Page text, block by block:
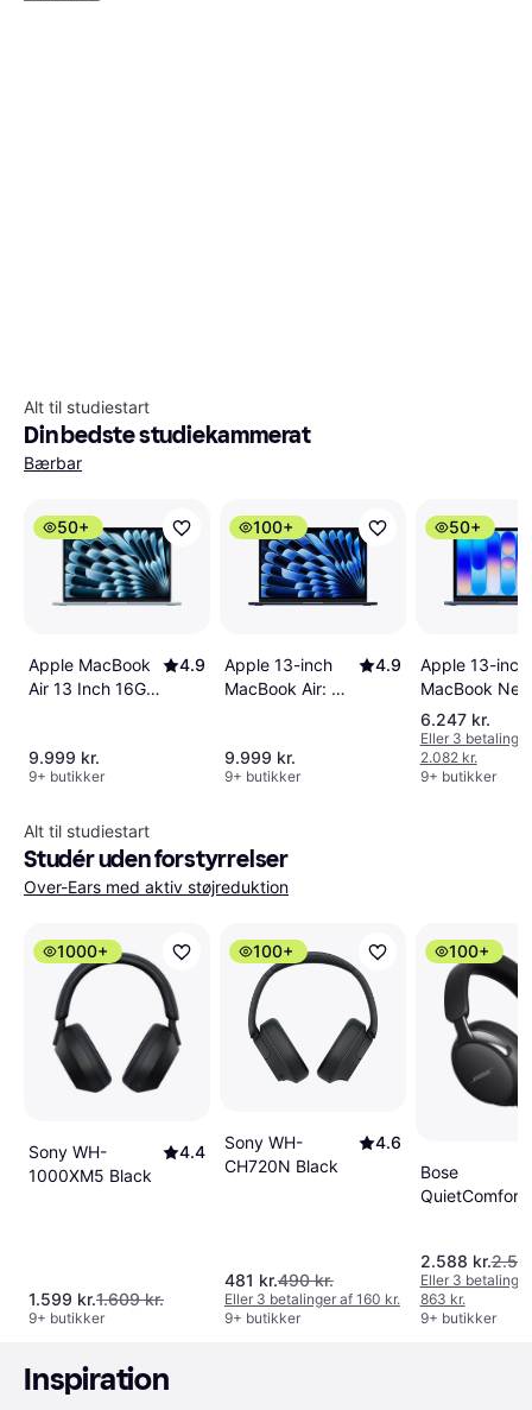
Alt til studiestart
Din bedste studiekammerat
Bærbar
50+
Apple MacBook
Air 13 Inch 16GB
4.9
9.999 kr.
9+ butikker
100+
Apple 13-inch
MacBook Air: M5
8‑core GPU,
16GB, 512GB
4.9
9.999 kr.
9+ butikker
50+
Apple 13-inch
MacBook
A18 Pro chip
with 6‑core
and 5‑core
8GB, 256GB
6.247 kr.
Eller 3
2.082 kr.
9+ butikker
Alt til studiestart
Studér uden forstyrrelser
Over-Ears med aktiv støjreduktion
1000+
Sony WH-
1000XM5 Black
4.4
1.599 kr.1.609 kr.
9+ butikker
100+
Sony WH-
CH720N Black
4.6
481 kr.490 kr.
Eller 3 betalinger af 160 kr.
9+ butikker
100+
Bose
QuietComfort
Høretelefoner
Sort
2.588 kr.
Eller 3
863 kr.
9+ butikker
Inspiration